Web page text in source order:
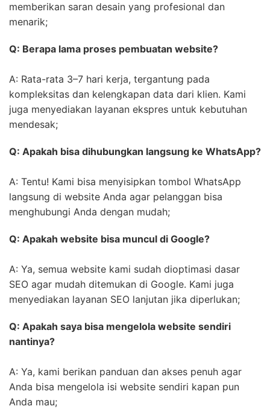
memberikan saran desain yang profesional dan
menarik;
Q: Berapa lama proses pembuatan website?
A: Rata-rata 3–7 hari kerja, tergantung pada
kompleksitas dan kelengkapan data dari klien. Kami
juga menyediakan layanan ekspres untuk kebutuhan
mendesak;
Q: Apakah bisa dihubungkan langsung ke WhatsApp?
A: Tentu! Kami bisa menyisipkan tombol WhatsApp
langsung di website Anda agar pelanggan bisa
menghubungi Anda dengan mudah;
Q: Apakah website bisa muncul di Google?
A: Ya, semua website kami sudah dioptimasi dasar
SEO agar mudah ditemukan di Google. Kami juga
menyediakan layanan SEO lanjutan jika diperlukan;
Q: Apakah saya bisa mengelola website sendiri
nantinya?
A: Ya, kami berikan panduan dan akses penuh agar
Anda bisa mengelola isi website sendiri kapan pun
Anda mau;